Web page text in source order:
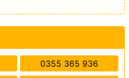
0355 365 936